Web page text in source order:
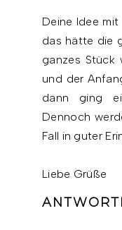
Deine Idee
das hätte die
ganzes Stück
und der
dann ging
Dennoch
Fall in guter
Liebe Grüße